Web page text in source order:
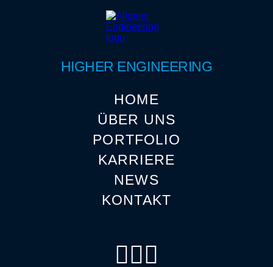
HIGHER ENGINEERING
HOME
ÜBER UNS
PORTFOLIO
KARRIERE
NEWS
KONTAKT